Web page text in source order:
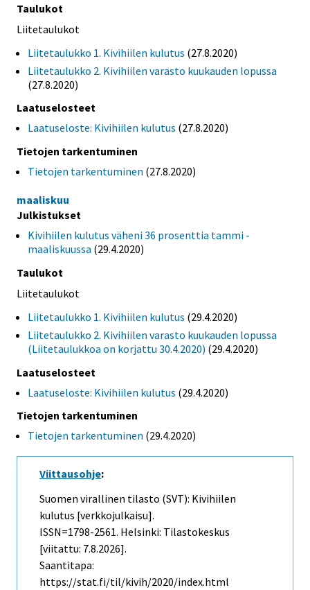
Taulukot
Liitetaulukot
Liitetaulukko 1. Kivihiilen kulutus (27.8.2020)
Liitetaulukko 2. Kivihiilen varasto kuukauden lopussa
(27.8.2020)
Laatuselosteet
Laatuseloste: Kivihiilen kulutus (27.8.2020)
Tietojen tarkentuminen
Tietojen tarkentuminen (27.8.2020)
maaliskuu
Julkistukset
Kivihiilen kulutus väheni 36 prosenttia tammi -
maaliskuussa (29.4.2020)
Taulukot
Liitetaulukot
Liitetaulukko 1. Kivihiilen kulutus (29.4.2020)
Liitetaulukko 2. Kivihiilen varasto kuukauden lopussa
(Liitetaulukkoa on korjattu 30.4.2020) (29.4.2020)
Laatuselosteet
Laatuseloste: Kivihiilen kulutus (29.4.2020)
Tietojen tarkentuminen
Tietojen tarkentuminen (29.4.2020)
Viittausohje:
Suomen virallinen tilasto (SVT): Kivihiilen
kulutus [verkkojulkaisu].
ISSN=1798-2561. Helsinki: Tilastokeskus
[viitattu: 7.8.2026].
Saantitapa:
https://stat.fi/til/kivih/2020/index.html